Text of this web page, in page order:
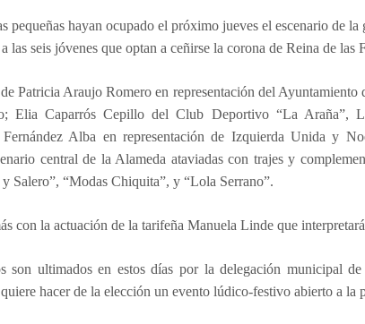
pequeñas hayan ocupado el próximo jueves el escenario de
las seis jóvenes que optan a ceñirse la corona de Reina de las
de Patricia Araujo Romero en representación del
Elia Caparrós Cepillo del Club Deportivo “La Araña”,
Alba en representación de Izquierda Unida y
central de la Alameda ataviadas con trajes y
Salero”, “Modas Chiquita”, y “Lola Serrano”.
con la actuación de la tarifeña Manuela Linde que
son ultimados en estos días por la delegación municipal
hacer de la elección un evento lúdico-festivo abierto a la